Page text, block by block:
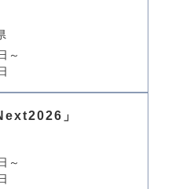
～
」
～